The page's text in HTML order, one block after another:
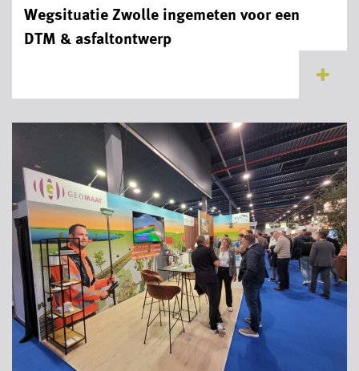
Wegsituatie Zwolle ingemeten voor een
DTM & asfaltontwerp